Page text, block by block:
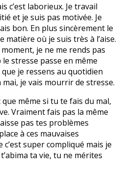
c’est laborieux. Je travail
et je suis pas motivée. Je
bon. En plus sincèrement le
matière où je suis très à l’aise.
je ne me rends pas
stresse passe en même
je ressens au quotidien
je vais mourrir de stresse.
que même si tu te fais du mal,
Vraiment fais pas la même
pas tes problèmes
à ces mauvaises
c’est super compliqué mais je
ta vie, tu ne mérites